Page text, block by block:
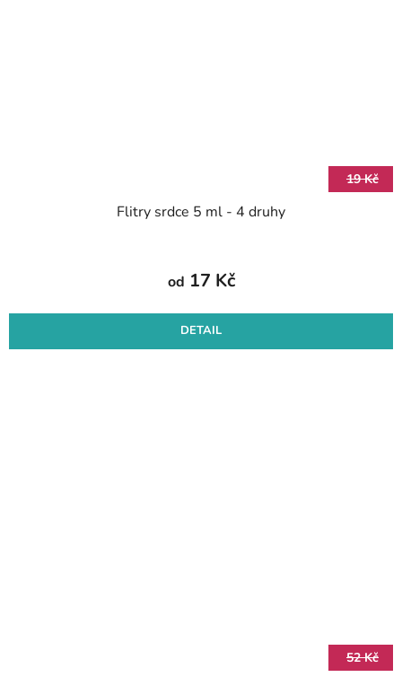
19 Kč
Flitry srdce 5 ml - 4 druhy
od 17 Kč
DETAIL
52 Kč